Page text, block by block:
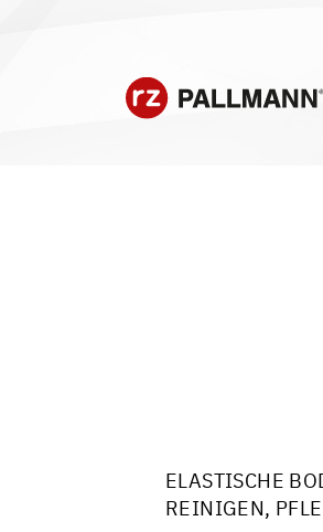
ELASTISCHE
REINIGEN,